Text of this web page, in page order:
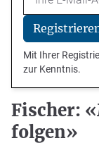
Mit Ihrer
zur Kenntnis.
Fischer:
folgen»